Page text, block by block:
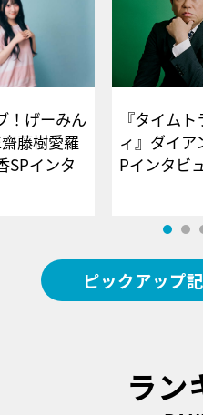
！げーみん
藤樹愛羅
SPインタ
『タイム
ィ』ダイア
Pイン
ピックアップ
ラン